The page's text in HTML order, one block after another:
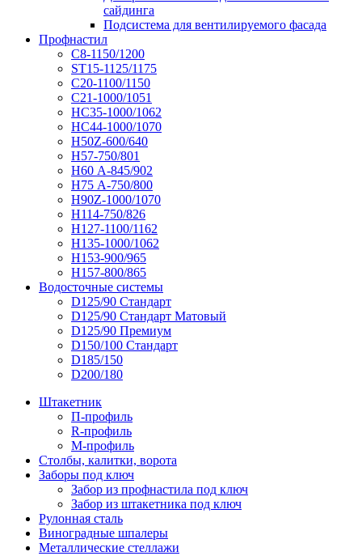
сайдинга
Подсистема для вентилируемого фасада
Профнастил
С8-1150/1200
ST15-1125/1175
С20-1100/1150
С21-1000/1051
НС35-1000/1062
НС44-1000/1070
Н50Z-600/640
Н57-750/801
Н60 А-845/902
Н75 А-750/800
Н90Z-1000/1070
Н114-750/826
Н127-1100/1162
Н135-1000/1062
Н153-900/965
Н157-800/865
Водосточные системы
D125/90 Стандарт
D125/90 Стандарт Матовый
D125/90 Премиум
D150/100 Стандарт
D185/150
D200/180
Штакетник
П-профиль
R-профиль
М-профиль
Столбы, калитки, ворота
Заборы под ключ
Забор из профнастила под ключ
Забор из штакетника под ключ
Рулонная сталь
Виноградные шпалеры
Металлические стеллажи